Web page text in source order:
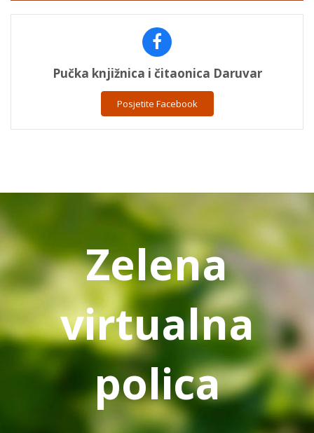
Pučka knjižnica i čitaonica Daruvar
Posjetite Facebook
Zelena
virtualna
polica